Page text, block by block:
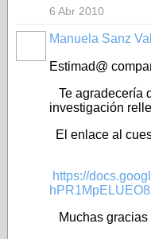
6 Abr 2010
Manuela Sanz
Estimad@
Te agradecería
investigación
El enlace al
https://
Muchas gracias